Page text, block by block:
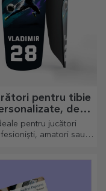
pentru tibie
de
fotbal
pentru jucători
amatori sau